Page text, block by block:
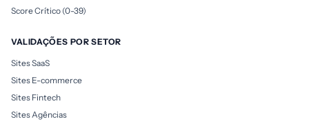
Score Crítico (0-39)
VALIDAÇÕES POR SETOR
Sites SaaS
Sites E-commerce
Sites Fintech
Sites Agências